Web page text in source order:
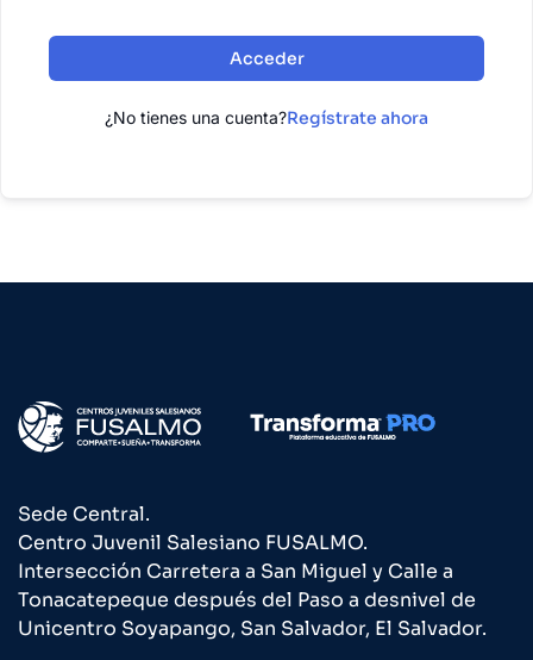
Acceder
¿No tienes una cuenta?Regístrate ahora
Sede Central.
Centro Juvenil Salesiano FUSALMO.
Intersección Carretera a San Miguel y Calle a
Tonacatepeque después del Paso a desnivel de
Unicentro Soyapango, San Salvador, El Salvador.